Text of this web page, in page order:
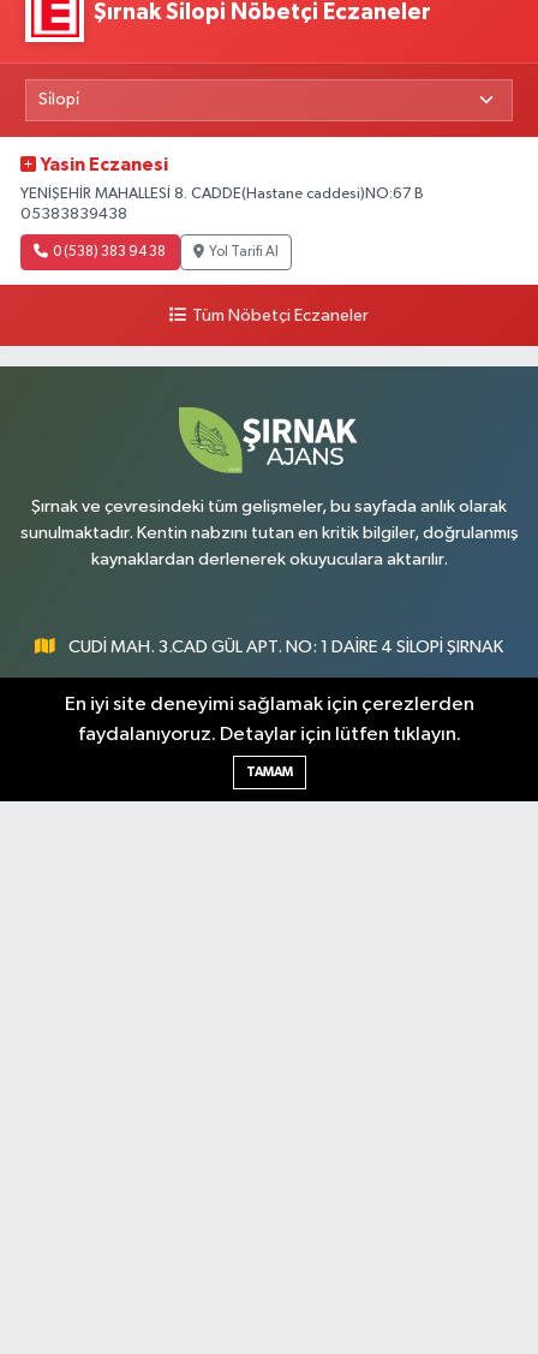
Şırnak Silopi Nöbetçi Eczaneler
Yasin Eczanesi
YENİŞEHİR MAHALLESİ 8. CADDE(Hastane caddesi)NO:67 B
05383839438
0 (538) 383 94 38 Yol Tarifi Al
Tüm Nöbetçi Eczaneler
Şırnak ve çevresindeki tüm gelişmeler, bu sayfada anlık olarak
sunulmaktadır. Kentin nabzını tutan en kritik bilgiler, doğrulanmış
kaynaklardan derlenerek okuyuculara aktarılır.
CUDİ MAH. 3.CAD GÜL APT. NO: 1 DAİRE 4 SİLOPİ ŞIRNAK
0547 300 73 73
[email protected]
En iyi site deneyimi sağlamak için çerezlerden
faydalanıyoruz. Detaylar için lütfen tıklayın.
TAMAM